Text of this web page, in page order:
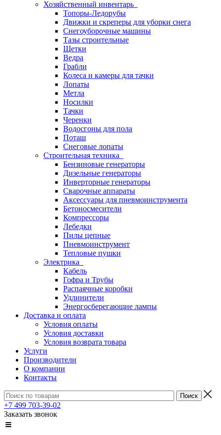
Хозяйственный инвентарь
Топоры-Ледорубы
Движки и скреперы для уборки снега
Снегоуборочные машины
Тазы строительные
Щетки
Ведра
Грабли
Колеса и камеры для тачки
Лопаты
Метла
Носилки
Тачки
Черенки
Водосгоны для пола
Поташ
Снеговые лопаты
Строительная техника
Бензиновые генераторы
Дизельные генераторы
Инверторные генераторы
Сварочные аппараты
Аксессуары для пневмоинструмента
Бетоносмесители
Компрессоры
Лебедки
Пилы цепные
Пневмоинструмент
Тепловые пушки
Электрика
Кабель
Гофра и Трубы
Распаячные коробки
Удлинители
Энергосберегающие лампы
Доставка и оплата
Условия оплаты
Условия доставки
Условия возврата товара
Услуги
Производители
О компании
Контакты
+7 499 703-39-02
Заказать звонок